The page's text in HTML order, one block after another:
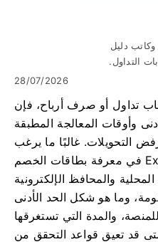
دليل
التداول.
28/07/2026
تداول أو صرف أرباح، فإن
وأوقات المعالجة المطبقة
التحويلات. غالبًا ما يرغب
المتداولون على ExpertOption في معرفة بطاقات الخصم
والمحافظ الإلكترونية
وما هو شكل الحد الأدنى
والمدة التي تستغرقها
قد تعيق قواعد التحقق من